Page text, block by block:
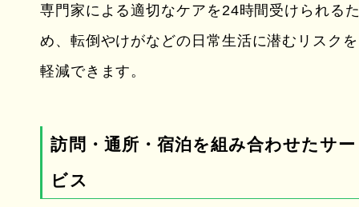
専門家による適切なケアを24時間受けられる
め、転倒やけがなどの日常生活に潜むリスクを
軽減できます。
訪問・通所・宿泊を組み合わせたサー
ビス